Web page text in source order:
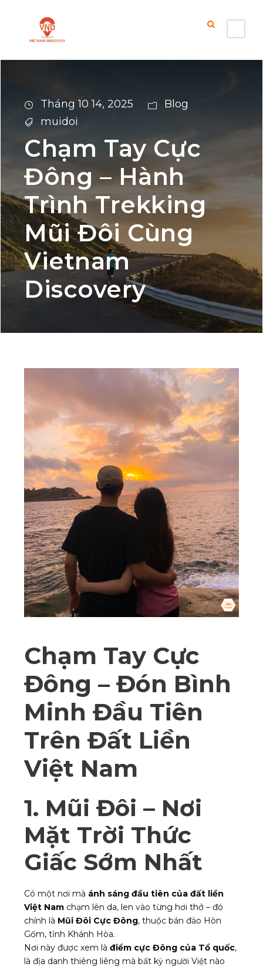
Tháng 10 14, 2025
Blog
muidoi
Chạm Tay Cực
Đông – Hành
Trình Trekking
Mũi Đôi Cùng
Vietnam
Discovery
Chạm Tay Cực
Đông – Đón Bình
Minh Đầu Tiên
Trên Đất Liền
Việt Nam
1. Mũi Đôi – Nơi
Mặt Trời Thức
Giấc Sớm Nhất
Có một nơi mà ánh sáng đầu tiên của đất liền
Việt Nam chạm lên da, len vào từng hơi thở – đó
chính là Mũi Đôi Cực Đông, thuộc bán đảo Hòn
Gốm, tỉnh Khánh Hòa.
Nơi này được xem là điểm cực Đông của Tổ quốc,
là địa danh thiêng liêng mà bất kỳ người Việt nào